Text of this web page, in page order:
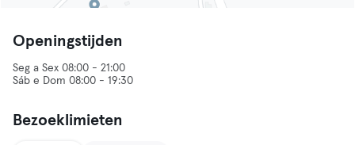
Openingstijden
Seg a Sex 08:00 - 21:00
Sáb e Dom 08:00 - 19:30
Bezoeklimieten